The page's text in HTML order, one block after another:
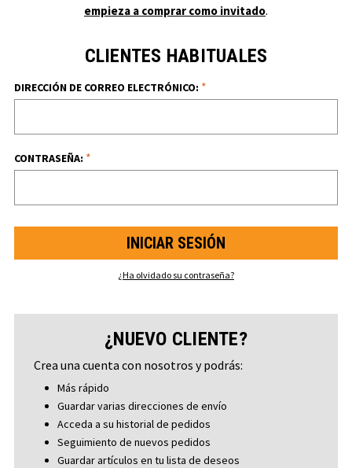
empieza a comprar como invitado.
CLIENTES HABITUALES
DIRECCIÓN DE CORREO ELECTRÓNICO: *
CONTRASEÑA: *
¿Ha olvidado su contraseña?
¿NUEVO CLIENTE?
Crea una cuenta con nosotros y podrás:
Más rápido
Guardar varias direcciones de envío
Acceda a su historial de pedidos
Seguimiento de nuevos pedidos
Guardar artículos en tu lista de deseos